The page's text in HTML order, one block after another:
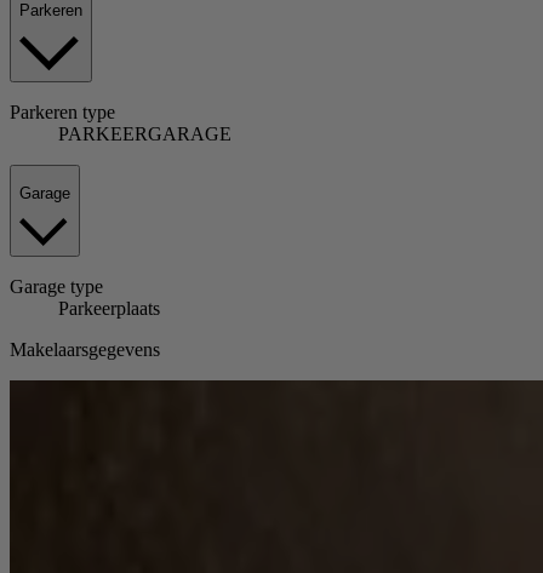
Parkeren
Parkeren type
PARKEERGARAGE
Garage
Garage type
Parkeerplaats
Makelaarsgegevens